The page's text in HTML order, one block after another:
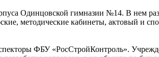
Одинцовской гимназии №14. В нем
методические кабинеты, актовый и
ФБУ «РосСтройКонтроль».